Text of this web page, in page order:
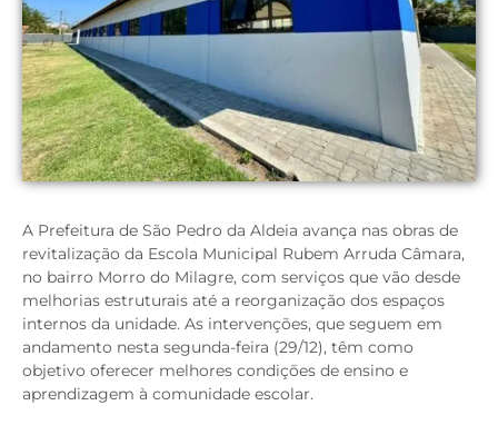
A Prefeitura de São Pedro da Aldeia avança nas obras de
revitalização da Escola Municipal Rubem Arruda Câmara,
no bairro Morro do Milagre, com serviços que vão desde
melhorias estruturais até a reorganização dos espaços
internos da unidade. As intervenções, que seguem em
andamento nesta segunda-feira (29/12), têm como
objetivo oferecer melhores condições de ensino e
aprendizagem à comunidade escolar.